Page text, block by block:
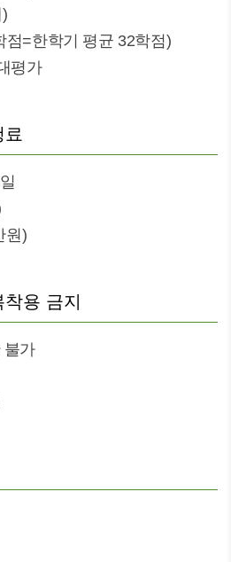
점=한학기 평균 32학점)
평가
원)
용 금지
불가